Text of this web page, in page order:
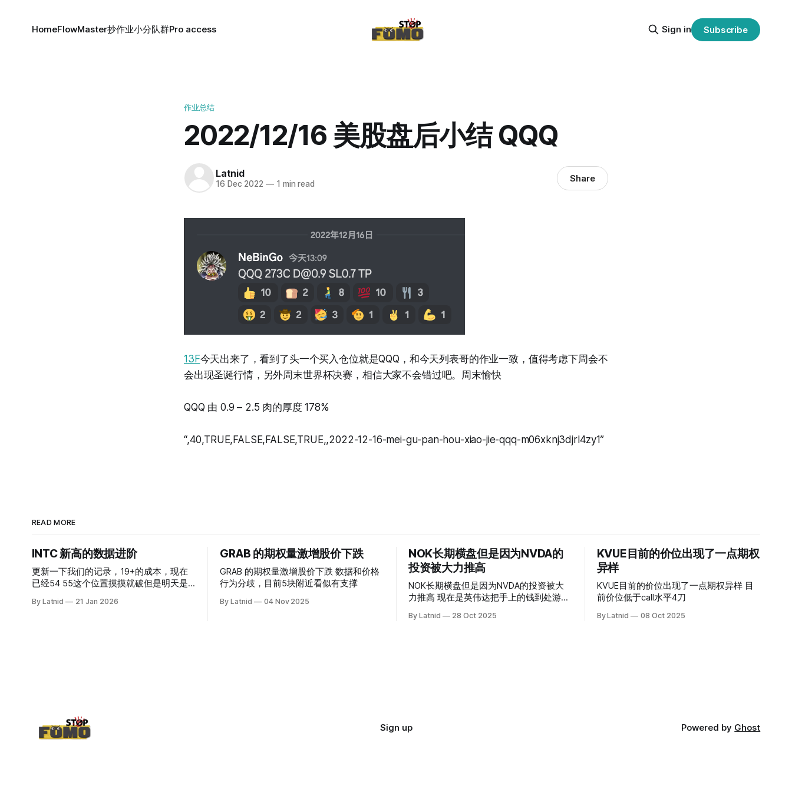
HomeFlowMaster抄作业小分队群Pro access Sign in Subscribe
作业总结
2022/12/16 美股盘后小结 QQQ
Latnid
16 Dec 2022 —1 min read Share
13F今天出来了，看到了头一个买入仓位就是QQQ，和今天列表哥的作业一致，值得考虑下周会不
会出现圣诞行情，另外周末世界杯决赛，相信大家不会错过吧。周末愉快
QQQ 由 0.9 – 2.5 肉的厚度 178%
“,40,TRUE,FALSE,FALSE,TRUE,,2022-12-16-mei-gu-pan-hou-xiao-jie-qqq-m06xknj3djrl4zy1”
READ MORE
INTC 新高的数据进阶
更新一下我们的记录，19+的成本，现在
已经54 55这个位置摸摸就破但是明天是
而应该谨慎，数据很明显偏向多头，47的
By Latnid 21 Jan 2026
GRAB 的期权量激增股价下跌
GRAB 的期权量激增股价下跌 数据和价格
行为分歧，目前5块附近看似有支撑
By Latnid 04 Nov 2025
NOK长期横盘但是因为NVDA的
投资被大力推高
NOK长期横盘但是因为NVDA的投资被大
力推高 现在是英伟达把手上的钱到处游走
By Latnid 28 Oct 2025
KVUE目前的价位出现了一点期权
异样
KVUE目前的价位出现了一点期权异样 目
前价位低于call水平4刀
By Latnid 08 Oct 2025
Sign up Powered by Ghost